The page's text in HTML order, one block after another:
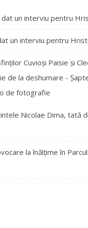
dat un interviu pentru
un interviu pentru
Cuvioși Paisie și
de la deshumare -
de fotografie
Nicolae Dima, tată
la înălțime în